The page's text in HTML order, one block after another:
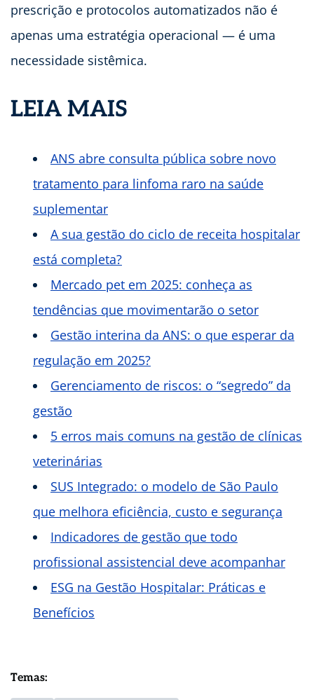
prescrição e protocolos automatizados não é
apenas uma estratégia operacional — é uma
necessidade sistêmica.
LEIA MAIS
ANS abre consulta pública sobre novo
tratamento para linfoma raro na saúde
suplementar
A sua gestão do ciclo de receita hospitalar
está completa?
Mercado pet em 2025: conheça as
tendências que movimentarão o setor
Gestão interina da ANS: o que esperar da
regulação em 2025?
Gerenciamento de riscos: o “segredo” da
gestão
5 erros mais comuns na gestão de clínicas
veterinárias
SUS Integrado: o modelo de São Paulo
que melhora eficiência, custo e segurança
Indicadores de gestão que todo
profissional assistencial deve acompanhar
ESG na Gestão Hospitalar: Práticas e
Benefícios
Temas: